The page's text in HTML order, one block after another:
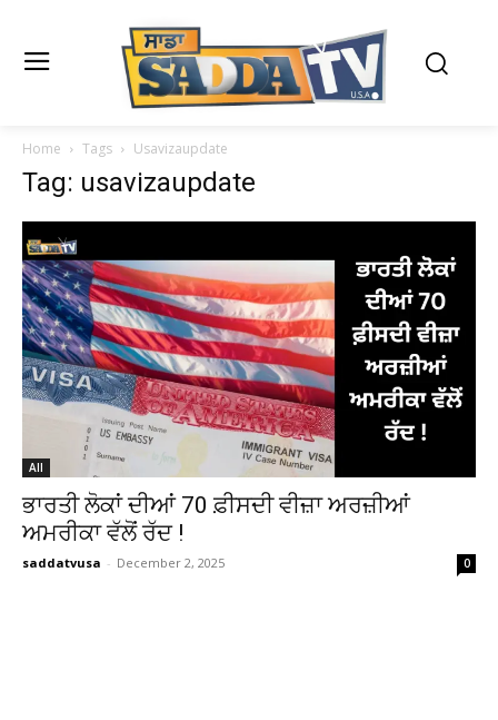
Home Tags Usavizaupdate
Tag: usavizaupdate
All
ਭਾਰਤੀ ਲੋਕਾਂ ਦੀਆਂ 70 ਫ਼ੀਸਦੀ ਵੀਜ਼ਾ ਅਰਜ਼ੀਆਂ
ਅਮਰੀਕਾ ਵੱਲੋਂ ਰੱਦ !
saddatvusa - December 2, 2025 0